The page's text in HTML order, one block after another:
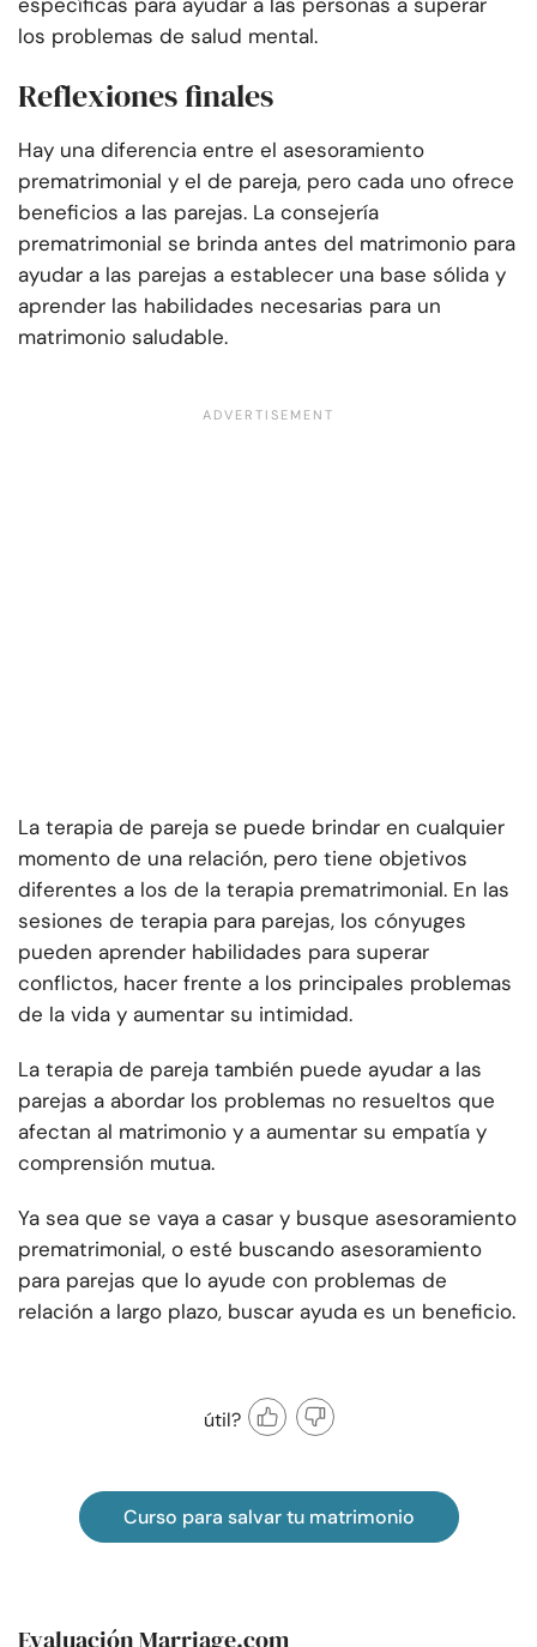
los problemas de salud mental.
Reflexiones finales
Hay una diferencia entre el asesoramiento
prematrimonial y el de pareja, pero cada uno ofrece
beneficios a las parejas. La consejería
prematrimonial se brinda antes del matrimonio para
ayudar a las parejas a establecer una base sólida y
aprender las habilidades necesarias para un
matrimonio saludable.
La terapia de pareja se puede brindar en cualquier
momento de una relación, pero tiene objetivos
diferentes a los de la terapia prematrimonial. En las
sesiones de terapia para parejas, los cónyuges
pueden aprender habilidades para superar
conflictos, hacer frente a los principales problemas
de la vida y aumentar su intimidad.
La terapia de pareja también puede ayudar a las
parejas a abordar los problemas no resueltos que
afectan al matrimonio y a aumentar su empatía y
comprensión mutua.
Ya sea que se vaya a casar y busque asesoramiento
prematrimonial, o esté buscando asesoramiento
para parejas que lo ayude con problemas de
relación a largo plazo, buscar ayuda es un beneficio.
útil?
Curso para salvar tu matrimonio
Evaluación Marriage.com